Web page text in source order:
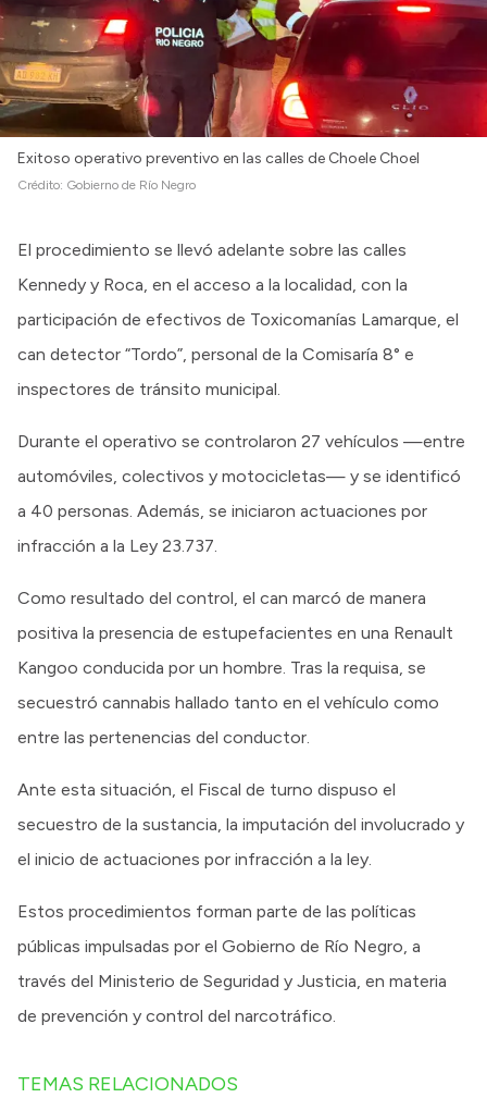
Exitoso operativo preventivo en las calles de Choele Choel
Crédito: Gobierno de Río Negro
El procedimiento se llevó adelante sobre las calles
Kennedy y Roca, en el acceso a la localidad, con la
participación de efectivos de Toxicomanías Lamarque, el
can detector “Tordo”, personal de la Comisaría 8° e
inspectores de tránsito municipal.
Durante el operativo se controlaron 27 vehículos —entre
automóviles, colectivos y motocicletas— y se identificó
a 40 personas. Además, se iniciaron actuaciones por
infracción a la Ley 23.737.
Como resultado del control, el can marcó de manera
positiva la presencia de estupefacientes en una Renault
Kangoo conducida por un hombre. Tras la requisa, se
secuestró cannabis hallado tanto en el vehículo como
entre las pertenencias del conductor.
Ante esta situación, el Fiscal de turno dispuso el
secuestro de la sustancia, la imputación del involucrado y
el inicio de actuaciones por infracción a la ley.
Estos procedimientos forman parte de las políticas
públicas impulsadas por el Gobierno de Río Negro, a
través del Ministerio de Seguridad y Justicia, en materia
de prevención y control del narcotráfico.
TEMAS RELACIONADOS